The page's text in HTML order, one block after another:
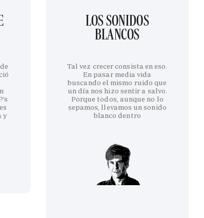
y
LOS SONIDOS
BLANCOS
Tal vez crecer consista en eso.
En pasar media vida
buscando el mismo ruido que
un día nos hizo sentir a salvo.
Porque todos, aunque no lo
sepamos, llevamos un sonido
blanco dentro